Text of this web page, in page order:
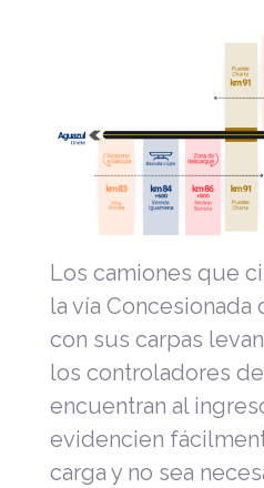
Los camiones que
la vía Concesionada
con sus carpas
los controladores
encuentran al
evidencien
carga y no sea